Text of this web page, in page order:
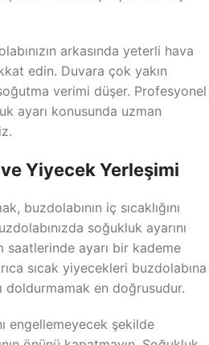
arkasında yeterli hava
edin. Duvara çok yakın
verimi düşer. Profesyonel
ayarı konusunda uzman
ve Yiyecek Yerleşimi
buzdolabının iç sıcaklığını
soğukluk ayarını
saatlerinde ayarı bir kademe
sıcak yiyecekleri buzdolabına
doldurmamak en doğrusudur.
engellemeyecek şekilde